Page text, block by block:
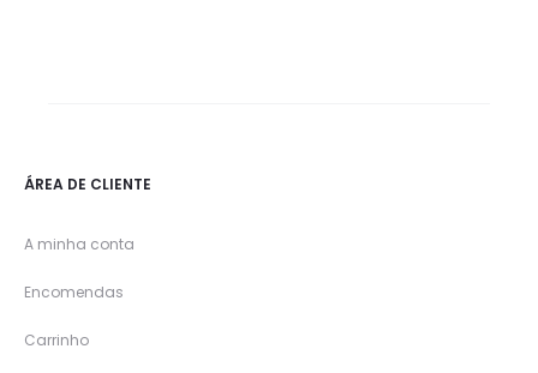
ÁREA DE CLIENTE
A minha conta
Encomendas
Carrinho